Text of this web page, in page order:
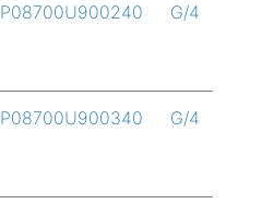
P08700U900240 G/4
P08700U900340 G/4